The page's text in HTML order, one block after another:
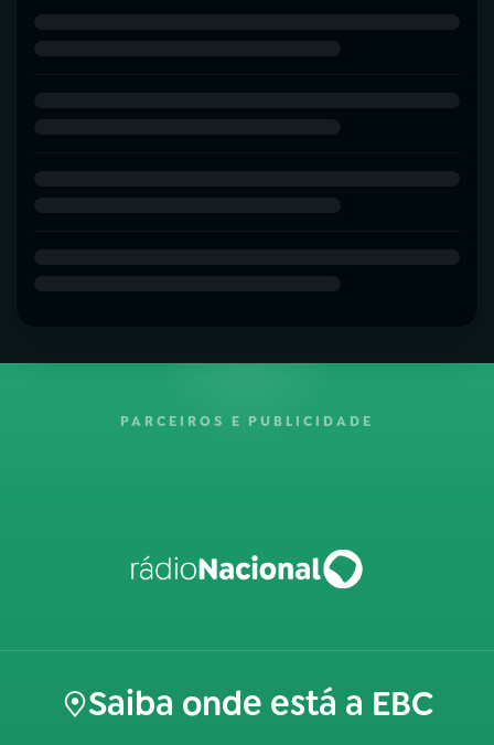
PARCEIROS E PUBLICIDADE
Saiba onde está a EBC